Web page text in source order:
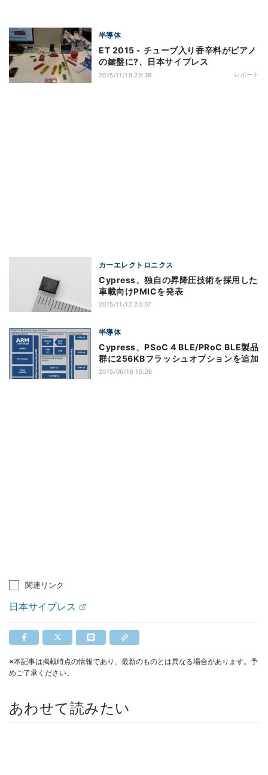
半導体
ET 2015 - チューブ入り香辛料がピアノ
の鍵盤に?、日本サイプレス
2015/11/18 20:38 レポート
カーエレクトロニクス
Cypress、独自の昇降圧技術を採用した
車載向けPMICを発表
2015/11/12 20:07
半導体
Cypress、PSoC 4 BLE/PRoC BLE製品
群に256KBフラッシュオプションを追加
2015/06/16 15:26
関連リンク
日本サイプレス
※本記事は掲載時点の情報であり、最新のものとは異なる場合があります。予
めご了承ください。
あわせて読みたい